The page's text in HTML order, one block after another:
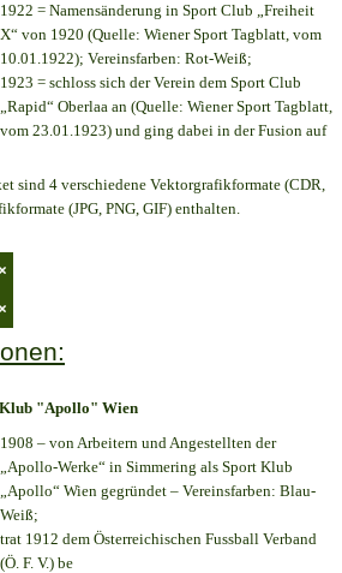
1922 = Namensänderung in Sport Club „Freiheit
X“ von 1920 (Quelle: Wiener Sport Tagblatt, vom
10.01.1922); Vereinsfarben: Rot-Weiß;
1923 = schloss sich der Verein dem Sport Club
„Rapid“ Oberlaa an (Quelle: Wiener Sport Tagblatt,
vom 23.01.1923) und ging dabei in der Fusion auf
sind 4 verschiedene Vektorgrafikformate (CDR,
(JPG, PNG, GIF) enthalten.
×
×
"Apollo" Wien
1908 – von Arbeitern und Angestellten der
„Apollo-Werke“ in Simmering als Sport Klub
„Apollo“ Wien gegründet – Vereinsfarben: Blau-
Weiß;
trat 1912 dem Österreichischen Fussball Verband
(Ö. F. V.) be